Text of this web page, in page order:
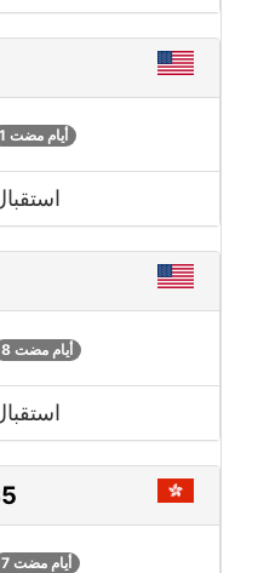
1 أيام مضت
8 أيام مضت
7 أيام مضت